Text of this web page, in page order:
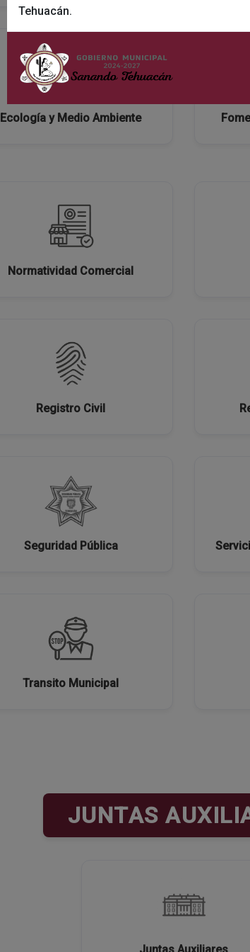
Tehuacán.
Ecología y Medio Ambiente
Normatividad Comercial
Registro Civil
Seguridad Pública
Transito Municipal
JUNTAS